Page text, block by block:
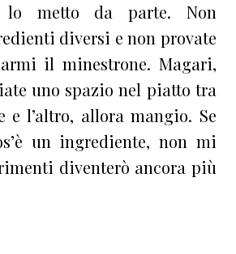
lo metto da parte. Non
diversi e non provate
il minestrone. Magari,
uno spazio nel piatto tra
e l’altro, allora mangio. Se
un ingrediente, non mi
diventerò ancora più